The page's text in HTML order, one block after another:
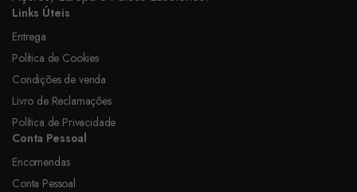
Links Úteis
Entrega
Política de Cookies
Condições de venda
Livro de Reclamações
Política de Privacidade
Conta Pessoal
Encomendas
Conta Pessoal